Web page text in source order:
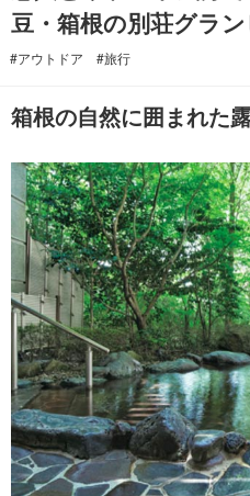
豆・箱根の別荘グラ
#アウトドア #旅行
箱根の自然に囲まれた